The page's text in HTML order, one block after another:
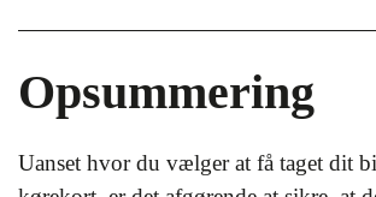
Opsummering
Uanset hvor du vælger at få taget dit